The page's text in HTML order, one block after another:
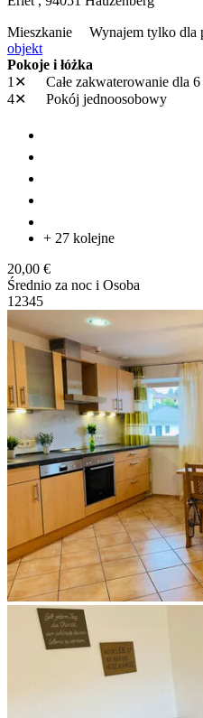
Mieszkanie Wynajem tylko dla
objekt
Pokoje i łóżka
1✕
Całe zakwaterowanie dla 6
4✕
Pokój jednoosobowy
+ 27 kolejne
20,00 €
Średnio za noc i Osoba
1 2345